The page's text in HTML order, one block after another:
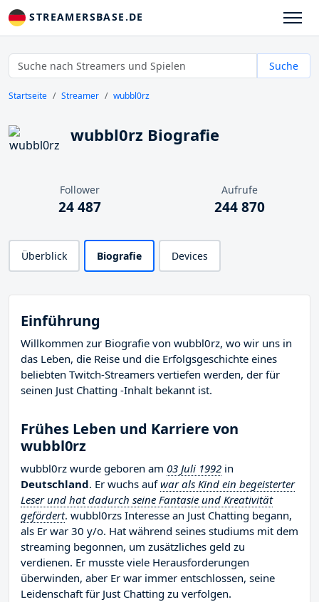
STREAMERSBASE.DE
Suche
Startseite Streamer wubbl0rz
wubbl0rz Biografie
Follower
24 487
Aufrufe
244 870
Überblick Biografie Devices
Einführung
Willkommen zur Biografie von wubbl0rz, wo wir uns in
das Leben, die Reise und die Erfolgsgeschichte eines
beliebten Twitch-Streamers vertiefen werden, der für
seinen Just Chatting -Inhalt bekannt ist.
Frühes Leben und Karriere von
wubbl0rz
wubbl0rz wurde geboren am 03 Juli 1992 in
Deutschland. Er wuchs aufwar als Kind ein begeisterter
Leser und hat dadurch seine Fantasie und Kreativität
gefördert. wubbl0rzs Interesse an Just Chatting begann,
als Er war 30 y/o. Hat während seines studiums mit dem
streaming begonnen, um zusätzliches geld zu
verdienen. Er musste viele Herausforderungen
überwinden, aber Er war immer entschlossen, seine
Leidenschaft für Just Chatting zu verfolgen.